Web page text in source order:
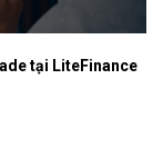
tại LiteFinance